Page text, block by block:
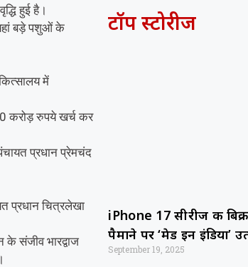
हुई है।
बड़े पशुओं के
में
करोड़ रुपये खर्च कर
प्रधान प्रेमचंद
प्रधान चित्रलेखा
संजीव भारद्वाज
टॉप स्टोरीज
iPhone 17 सीरीज की
पैमाने पर ‘मेड इन इंडिया’
September 19, 2025